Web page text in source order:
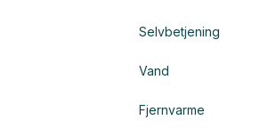
Selvbetjening
Vand
Fjernvarme